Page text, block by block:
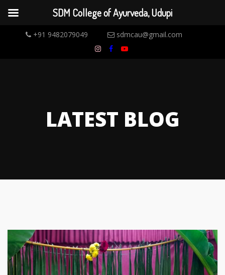
+91 9482079049 sdmcau@gmail.com
LATEST BLOG
SDM College of Ayurveda, Udupi